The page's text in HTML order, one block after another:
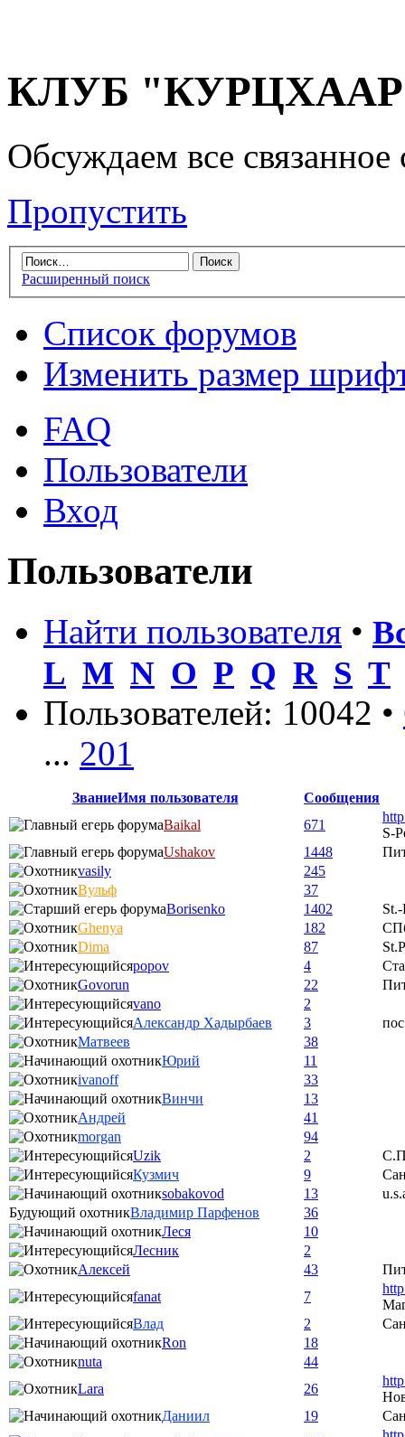
КЛУБ "КУРЦХААР"
Обсуждаем все
Пропустить
Расширенный поиск
Список форумов
Изменить размер
FAQ
Пользователи
Вход
Пользователи
Найти пользователя •
L M N O P Q R S T
Пользователей: 10042 •
... 201
ЗваниеИмя пользователя
Сообщения
Baikal
671
S-
Ushakov
1448
vasily
245
Вульф
37
Borisenko
1402
Ghenya
182
Dima
87
popov
4
Govorun
22
vano
2
Александр Хадырбаев
3
Матвеев
38
Юрий
11
ivanoff
33
Винчи
13
Андрей
41
morgan
94
Uzik
2
Кузмич
9
sobakovod
13
Будующий охотникВладимир Парфенов
36
Леся
10
Лесник
2
Алексей
43
fanat
7
Влад
2
Ron
18
nuta
44
Lara
26
Даниил
19